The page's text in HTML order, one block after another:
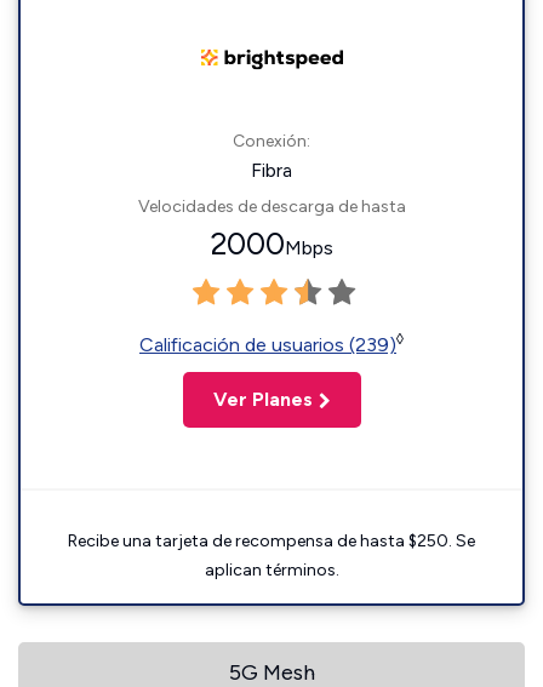
Conexión:
Fibra
Velocidades de descarga de hasta
2000Mbps
Calificación de usuarios (239)◊
Ver Planes
Recibe una tarjeta de recompensa de hasta $250. Se
aplican términos.
5G Mesh